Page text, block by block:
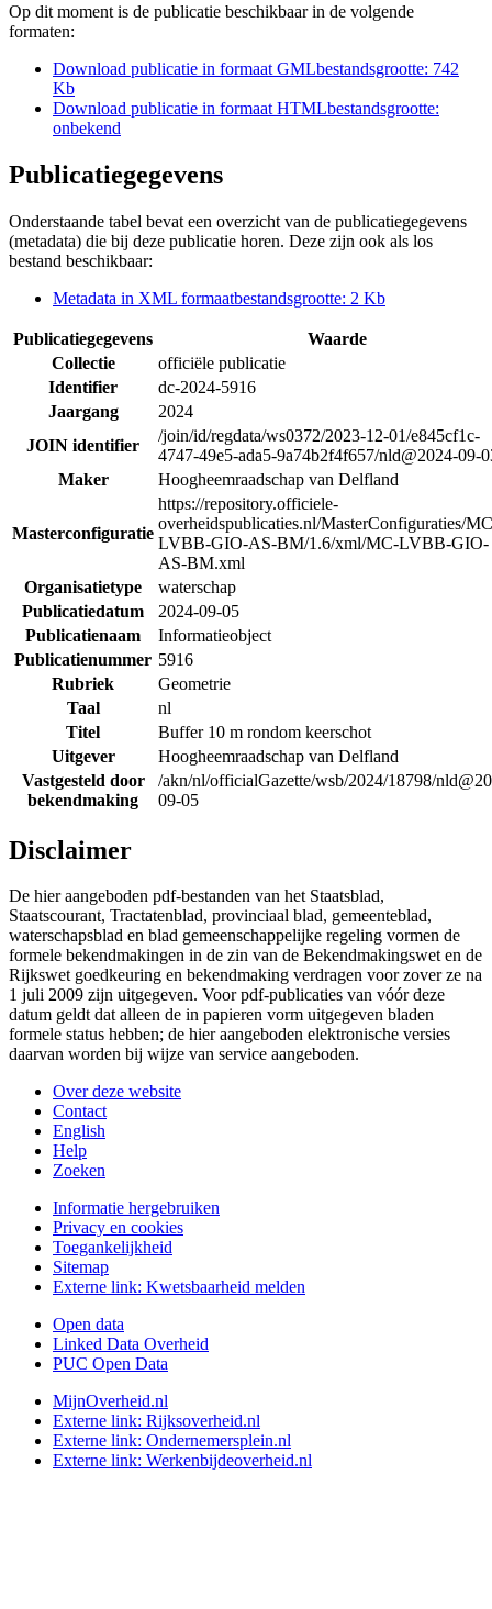
Op dit moment is de publicatie beschikbaar in de volgende
formaten:
Download publicatie in formaat GMLbestandsgrootte: 742
Kb
Download publicatie in formaat HTMLbestandsgrootte:
onbekend
Publicatiegegevens
Onderstaande tabel bevat een overzicht van de publicatiegegevens
(metadata) die bij deze publicatie horen. Deze zijn ook als los
bestand beschikbaar:
Metadata in XML formaatbestandsgrootte: 2 Kb
Publicatiegegevens
Waarde
Collectie
officiële publicatie
Identifier
dc-2024-5916
Jaargang
2024
JOIN identifier
/join/id/regdata/ws0372/2023-12-01/e845cf1c-
4747-49e5-ada5-9a74b2f4f657/nld@2024-09-
Maker
Hoogheemraadschap van Delfland
Masterconfiguratie
https://repository.officiele-
overheidspublicaties.nl/MasterConfiguraties/
LVBB-GIO-AS-BM/1.6/xml/MC-LVBB-GIO-
AS-BM.xml
Organisatietype
waterschap
Publicatiedatum
2024-09-05
Publicatienaam
Informatieobject
Publicatienummer 5916
Rubriek
Geometrie
Taal
nl
Titel
Buffer 10 m rondom keerschot
Uitgever
Hoogheemraadschap van Delfland
Vastgesteld door
bekendmaking
/akn/nl/officialGazette/wsb/2024/18798/
09-05
Disclaimer
De hier aangeboden pdf-bestanden van het Staatsblad,
Staatscourant, Tractatenblad, provinciaal blad, gemeenteblad,
waterschapsblad en blad gemeenschappelijke regeling vormen de
formele bekendmakingen in de zin van de Bekendmakingswet en de
Rijkswet goedkeuring en bekendmaking verdragen voor zover ze na
1 juli 2009 zijn uitgegeven. Voor pdf-publicaties van vóór deze
datum geldt dat alleen de in papieren vorm uitgegeven bladen
formele status hebben; de hier aangeboden elektronische versies
daarvan worden bij wijze van service aangeboden.
Over deze website
Contact
English
Help
Zoeken
Informatie hergebruiken
Privacy en cookies
Toegankelijkheid
Sitemap
Externe link: Kwetsbaarheid melden
Open data
Linked Data Overheid
PUC Open Data
MijnOverheid.nl
Externe link: Rijksoverheid.nl
Externe link: Ondernemersplein.nl
Externe link: Werkenbijdeoverheid.nl